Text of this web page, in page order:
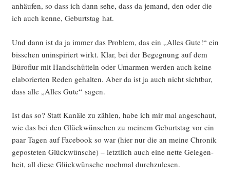
anhäu­fen, so dass ich dann sehe, dass da jemand, den oder die
ich auch ken­ne, Geburts­tag hat.
Und dann ist da ja immer das Pro­blem, das ein „Alles Gute!“ ein
biss­chen unin­spi­riert wirkt. Klar, bei der Begeg­nung auf dem
Büro­flur mit Hand­schüt­teln oder Umar­men wer­den auch kei­ne
ela­bo­rier­ten Reden gehal­ten. Aber da ist ja auch nicht sicht­bar,
dass alle „Alles Gute“ sagen.
Ist das so? Statt Kanä­le zu zäh­len, habe ich mir mal ange­schaut,
wie das bei den Glück­wün­schen zu mei­nem Geburts­tag vor ein
paar Tagen auf Face­book so war (hier nur die an mei­ne Chro­nik
gepos­te­ten Glück­wün­sche) – letzt­lich auch eine net­te Gele­gen­
heit, all die­se Glück­wün­sche noch­mal durchzulesen.